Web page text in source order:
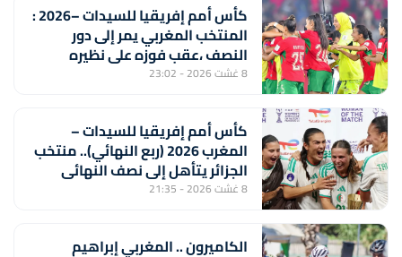
كأس أمم إفريقيا للسيدات –2026 :
المنتخب المغربي يمر إلى دور
النصف ،عقب فوزه على نظيره
8 غشت 2026 - 23:02
كأس أمم إفريقيا للسيدات –
المغرب 2026 (ربع النهائي).. منتخب
الجزائر يتأهل إلى نصف النهائي
بفوزه على نظيره الايفواري (2-1)
8 غشت 2026 - 21:35
الكاميرون .. المغربي إبراهيم